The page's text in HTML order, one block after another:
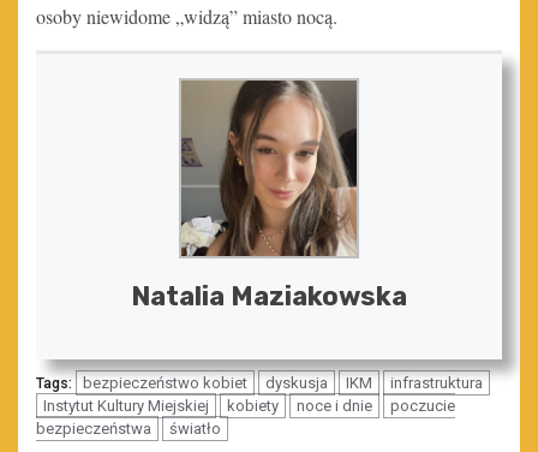
osoby niewidome „widzą” miasto nocą.
Natalia Maziakowska
Tags: bezpieczeństwo kobiet dyskusja IKM
infrastruktura
Instytut Kultury Miejskiej
kobiety noce i dnie
poczucie
bezpieczeństwa
światło